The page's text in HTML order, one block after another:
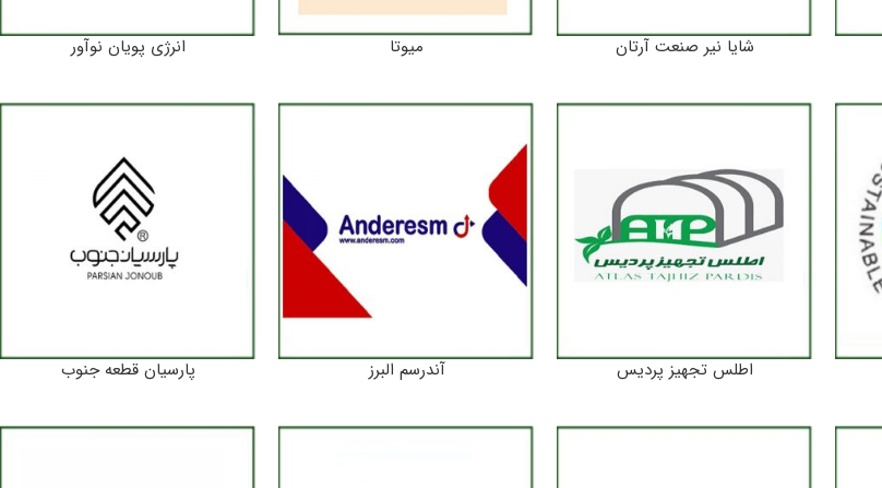
شایا نیر صنعت آرتان میوتا انرژی پویان نوآور
اطلس تجهیز پردیس آندرسم البرز پارسیان قطعه جنوب